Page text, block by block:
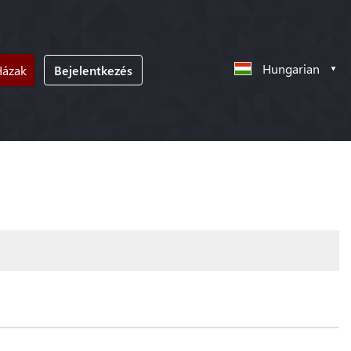
Bejelentkezés Hungarian